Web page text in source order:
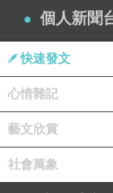
相關文章：《
《甜‧祕密》最
《甜‧秘密》裡
位不同世代的
看周圍的人事
的成長和領悟
個人新聞
快速發文
心情雜記
藝文欣賞
社會萬象